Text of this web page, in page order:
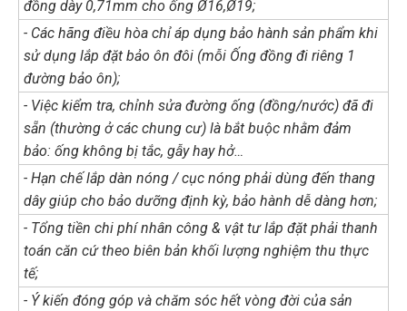
đồng dày 0,71mm cho ống Ø16,Ø19;
- Các hãng điều hòa chỉ áp dụng bảo hành sản phẩm khi
sử dụng lắp đặt bảo ôn đôi (mỗi Ống đồng đi riêng 1
đường bảo ôn);
- Việc kiểm tra, chỉnh sửa đường ống (đồng/nước) đã đi
sẵn (thường ở các chung cư) là bắt buộc nhằm đảm
bảo: ống không bị tắc, gẫy hay hở…
- Hạn chế lắp dàn nóng / cục nóng phải dùng đến thang
dây giúp cho bảo dưỡng định kỳ, bảo hành dễ dàng hơn;
- Tổng tiền chi phí nhân công & vật tư lắp đặt phải thanh
toán căn cứ theo biên bản khối lượng nghiệm thu thực
tế;
- Ý kiến đóng góp và chăm sóc hết vòng đời của sản